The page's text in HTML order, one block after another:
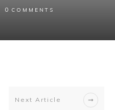
0 COMMENTS
Next Article